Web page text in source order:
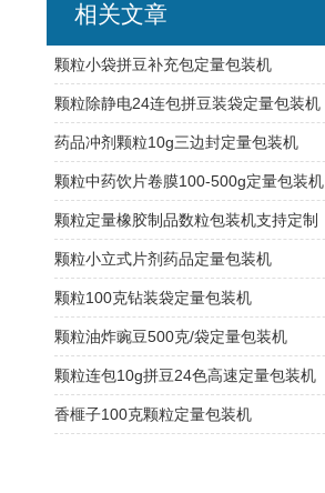
相关文章
颗粒小袋拼豆补充包定量包装机
颗粒除静电24连包拼豆装袋定量包装机
药品冲剂颗粒10g三边封定量包装机
颗粒中药饮片卷膜100-500g定量包装机
颗粒定量橡胶制品数粒包装机支持定制
颗粒小立式片剂药品定量包装机
颗粒100克钻装袋定量包装机
颗粒油炸豌豆500克/袋定量包装机
颗粒连包10g拼豆24色高速定量包装机
香榧子100克颗粒定量包装机